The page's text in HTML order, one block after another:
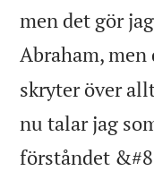
men det gör
Abraham, men
skryter över
nu talar jag
förståndet